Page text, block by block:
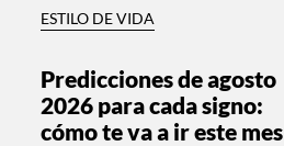
ESTILO DE VIDA
Predicciones de agosto
2026 para cada signo:
cómo te va a ir este mes